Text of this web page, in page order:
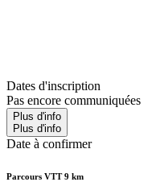
Dates d'inscription
Pas encore communiquées
Plus d'info
Plus d'info
Date à confirmer
Parcours VTT 9 km